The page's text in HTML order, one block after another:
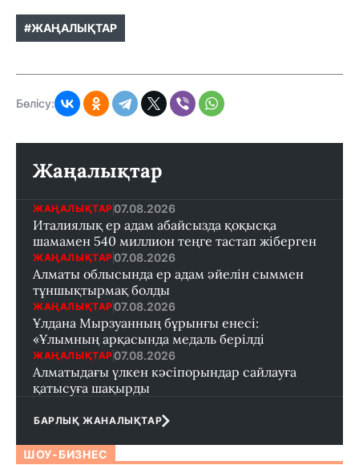
#ЖАҢАЛЫҚТАР
Бөлісу:
Жаңалықтар
ЖАҢАЛЫҚТАР 07.08.2026
Италиялық ер адам абайсызда қоқысқа
шамамен 540 миллион теңге тастап жіберген
ЖАҢАЛЫҚТАР 07.08.2026
Алматы облысында ер адам әйелін сыммен
тұншықтырмақ болды
ЖАҢАЛЫҚТАР 07.08.2026
Ұлдана Мырзуанның бұрынғы енесі:
«Ұлымның арқасында медаль берілді
ЖАҢАЛЫҚТАР 07.08.2026
Алматыдағы үлкен кәсіпорындар сайлауға
қатысуға шақырды
БАРЛЫҚ ЖАНАЛЫҚТАР
ШОУ-БИЗНЕС